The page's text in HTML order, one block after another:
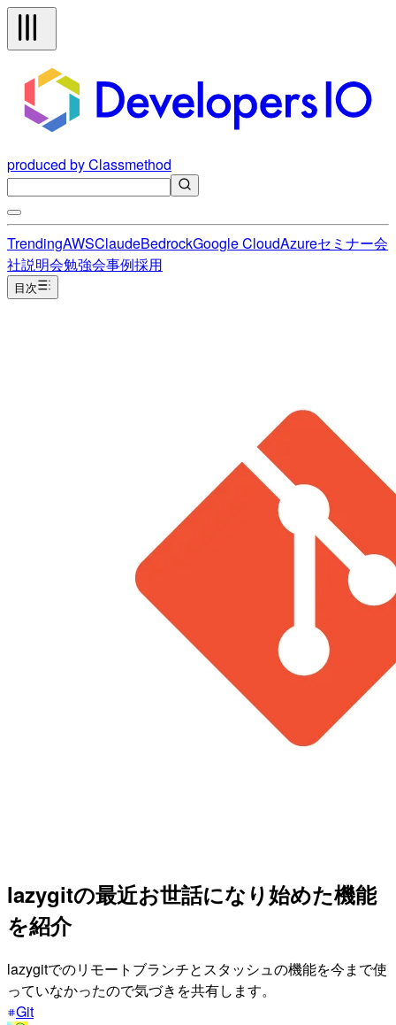
produced by Classmethod
TrendingAWSClaudeBedrockGoogle CloudAzureセミナー会
社説明会勉強会事例採用
目次
lazygitの最近お世話になり始めた機能
を紹介
lazygitでのリモートブランチとスタッシュの機能を今まで使
っていなかったので気づきを共有します。
Git